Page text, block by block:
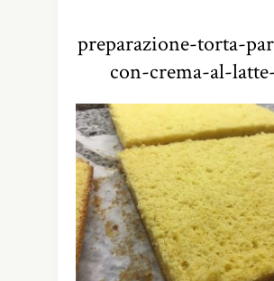
preparazione-torta-
con-crema-al-